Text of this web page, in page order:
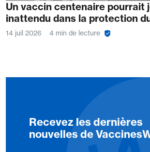
Un vaccin centenaire pourrait
inattendu dans la protection
14 juil 2026 4 min de lecture
Recevez les dernières
nouvelles de